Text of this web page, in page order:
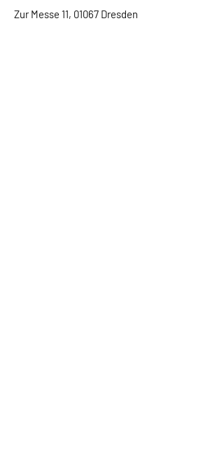
Zur Messe 11, 01067 Dresden